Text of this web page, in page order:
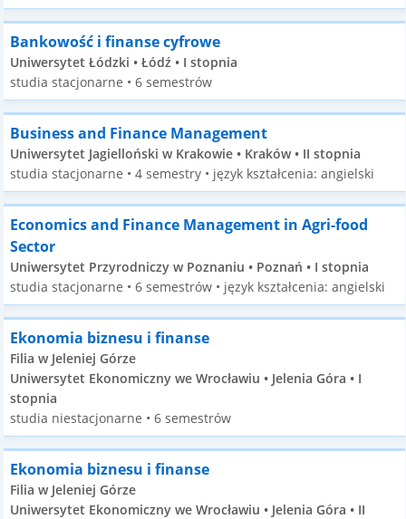
Bankowość i finanse cyfrowe
Uniwersytet Łódzki • Łódź • I stopnia
studia stacjonarne • 6 semestrów
Business and Finance Management
Uniwersytet Jagielloński w Krakowie • Kraków • II stopnia
studia stacjonarne • 4 semestry • język kształcenia: angielski
Economics and Finance Management in Agri-food
Sector
Uniwersytet Przyrodniczy w Poznaniu • Poznań • I stopnia
studia stacjonarne • 6 semestrów • język kształcenia: angielski
Ekonomia biznesu i finanse
Filia w Jeleniej Górze
Uniwersytet Ekonomiczny we Wrocławiu • Jelenia Góra • I
stopnia
studia niestacjonarne • 6 semestrów
Ekonomia biznesu i finanse
Filia w Jeleniej Górze
Uniwersytet Ekonomiczny we Wrocławiu • Jelenia Góra • II